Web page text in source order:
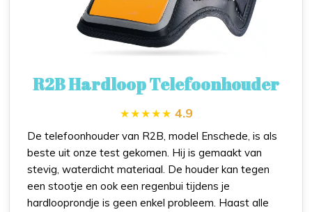
R2B Hardloop Telefoonhouder
4.9
De telefoonhouder van R2B, model Enschede, is als
beste uit onze test gekomen. Hij is gemaakt van
stevig, waterdicht materiaal. De houder kan tegen
een stootje en ook een regenbui tijdens je
hardlooprondje is geen enkel probleem. Haast alle